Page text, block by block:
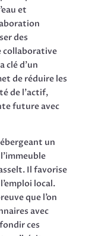
et
des
collaborative
clé d’un
de réduire les
de l’actif,
future avec
un
Il favorise
local.
que l’on
avec
ces